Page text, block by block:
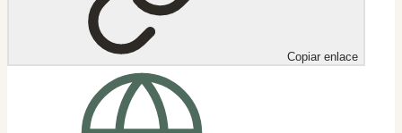
Copiar enlace